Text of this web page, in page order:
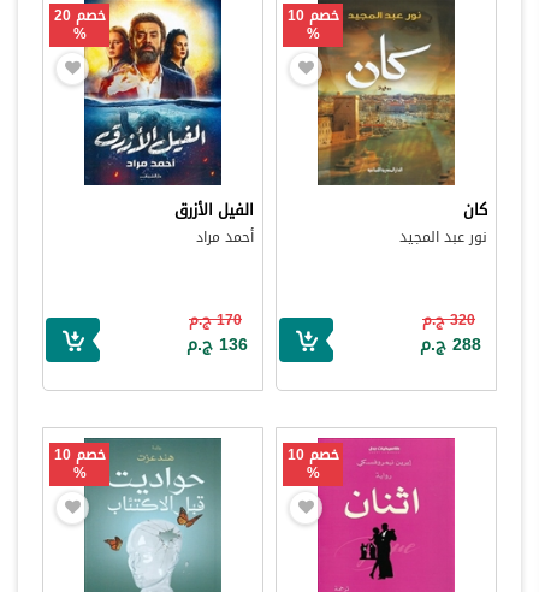
خصم 10
%
كان
نور عبد المجيد
320 ج.م
288 ج.م
خصم 20
%
الفيل الأزرق
أحمد مراد
170 ج.م
136 ج.م
خصم 10
%
خصم 10
%